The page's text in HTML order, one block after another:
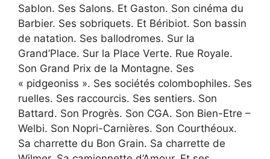
Sablon. Ses Salons. Et Gaston. Son cinéma du
Barbier. Ses sobriquets. Et Béribiot. Son bassin
de natation. Ses ballodromes. Sur la
Grand’Place. Sur la Place Verte. Rue Royale.
Son Grand Prix de la Montagne. Ses
« pidgeoniss ». Ses sociétés colombophiles. Ses
ruelles. Ses raccourcis. Ses sentiers. Son
Battard. Son Progrès. Son CGA. Son Bien-Etre –
Welbi. Son Nopri-Carnières. Son Courthéoux.
Sa charrette du Bon Grain. Sa charrette de